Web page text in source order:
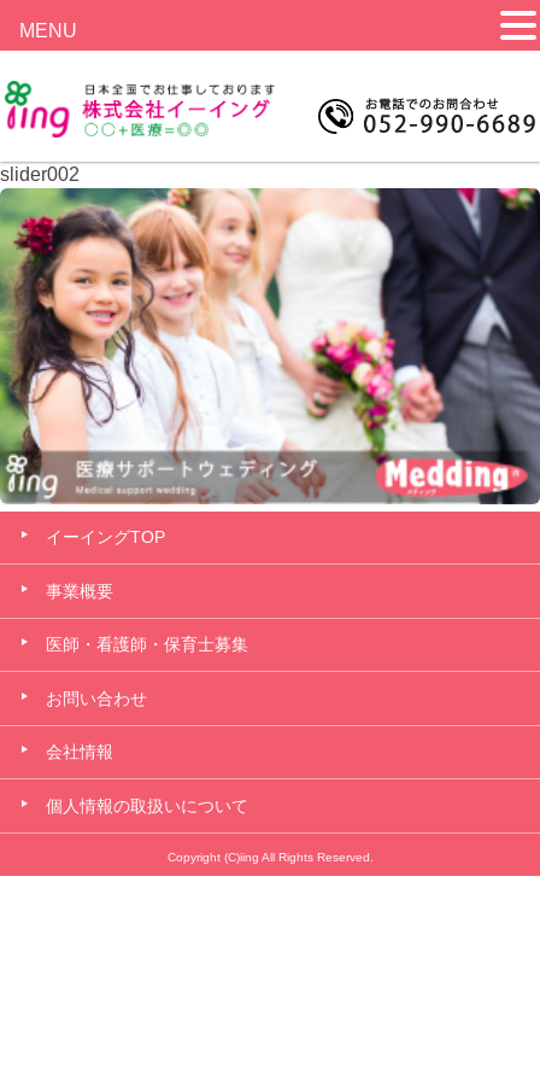
slider002
イーイングTOP
事業概要
医師・看護師・保育士募集
お問い合わせ
会社情報
個人情報の取扱いについて
Copyright (C)iing All Rights Reserved.
MENU